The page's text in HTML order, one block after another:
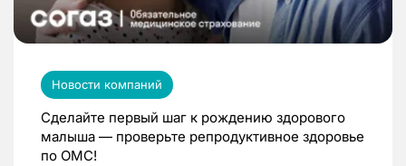
Новости компаний
Сделайте первый шаг к рождению здорового
малыша — проверьте репродуктивное здоровье
по ОМС!